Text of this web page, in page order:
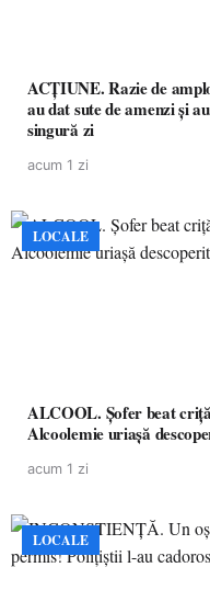
ACȚIUNE. Razie de
au dat sute de amenzi și
singură zi
acum 1 zi
LOCALE
ALCOOL. Șofer beat
Alcoolemie uriașă
acum 1 zi
LOCALE